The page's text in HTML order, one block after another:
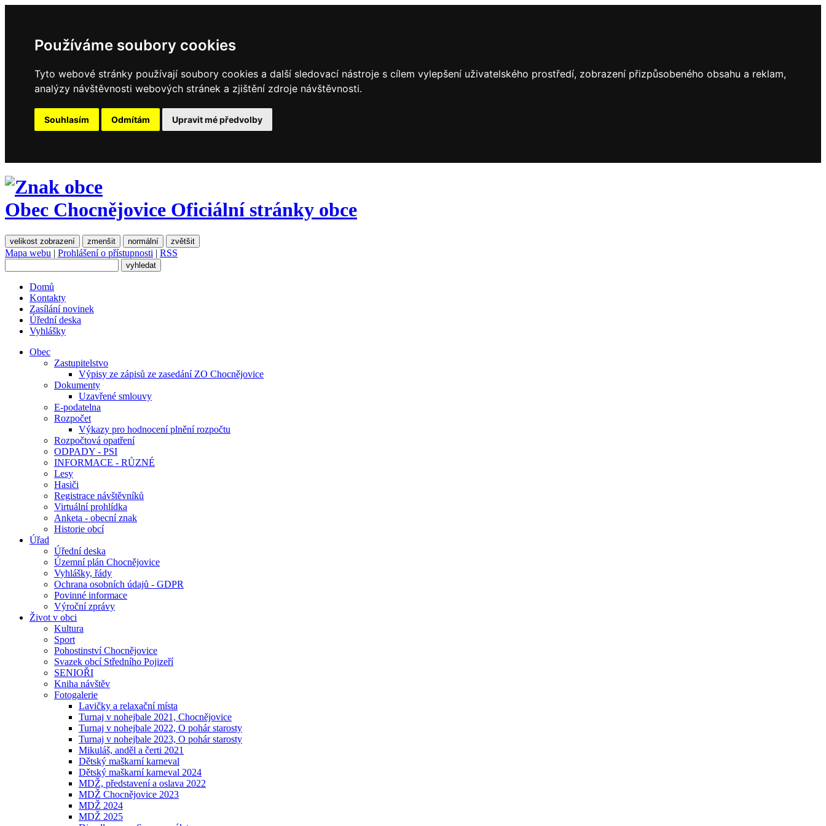
Používáme soubory cookies
Tyto webové stránky používají soubory cookies a další sledovací nástroje s cílem vylepšení uživatelského prostředí, zobrazení přizpůsobeného obsahu a reklam,
analýzy návštěvnosti webových stránek a zjištění zdroje návštěvnosti.
Souhlasím Odmítám Upravit mé předvolby
Obec Chocnějovice Oficiální stránky obce
velikost zobrazení zmenšit normální zvětšit
Mapa webu | Prohlášení o přístupnosti | RSS
Domů
Kontakty
Zasílání novinek
Úřední deska
Vyhlášky
Obec
Zastupitelstvo
Výpisy ze zápisů ze zasedání ZO Chocnějovice
Dokumenty
Uzavřené smlouvy
E-podatelna
Rozpočet
Výkazy pro hodnocení plnění rozpočtu
Rozpočtová opatření
ODPADY - PSI
INFORMACE - RŮZNÉ
Lesy
Hasiči
Registrace návštěvníků
Virtuální prohlídka
Anketa - obecní znak
Historie obcí
Úřad
Úřední deska
Územní plán Chocnějovice
Vyhlášky, řády
Ochrana osobních údajů - GDPR
Povinné informace
Výroční zprávy
Život v obci
Kultura
Sport
Pohostinství Chocnějovice
Svazek obcí Středního Pojizeří
SENIOŘI
Kniha návštěv
Fotogalerie
Lavičky a relaxační místa
Turnaj v nohejbale 2021, Chocnějovice
Turnaj v nohejbale 2022, O pohár starosty
Turnaj v nohejbale 2023, O pohár starosty
Mikuláš, anděl a čerti 2021
Dětský maškarní karneval
Dětský maškarní karneval 2024
MDŽ, představení a oslava 2022
MDŽ Chocnějovice 2023
MDŽ 2024
MDŽ 2025